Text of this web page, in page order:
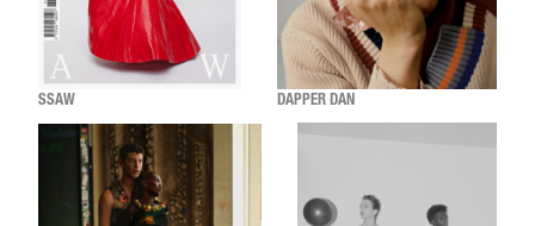
SSAW DAPPER DAN